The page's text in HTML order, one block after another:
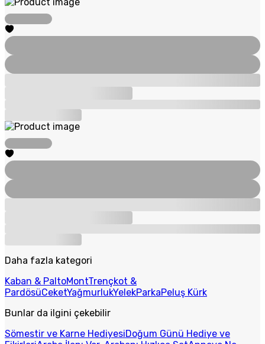
Daha fazla kategori
Kaban & PaltoMontTrençkot &
PardösüCeketYağmurlukYelekParkaPeluş Kürk
Bunlar da ilgini çekebilir
Sömestir ve Karne HediyesiDoğum Günü Hediye ve